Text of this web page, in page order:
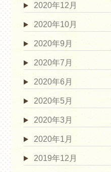
2020年12月
2020年10月
2020年9月
2020年7月
2020年6月
2020年5月
2020年3月
2020年1月
2019年12月